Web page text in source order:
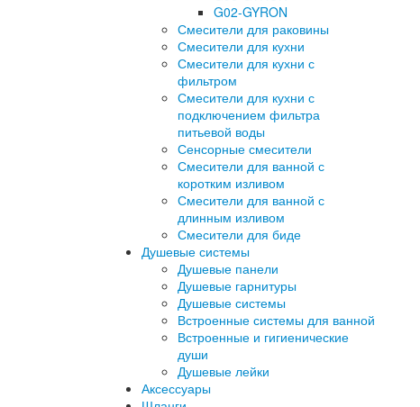
G02-GYRON
Смесители для раковины
Смесители для кухни
Смесители для кухни с
фильтром
Смесители для кухни с
подключением фильтра
питьевой воды
Сенсорные смесители
Смесители для ванной с
коротким изливом
Смесители для ванной с
длинным изливом
Смесители для биде
Душевые системы
Душевые панели
Душевые гарнитуры
Душевые системы
Встроенные системы для ванной
Встроенные и гигиенические
души
Душевые лейки
Аксессуары